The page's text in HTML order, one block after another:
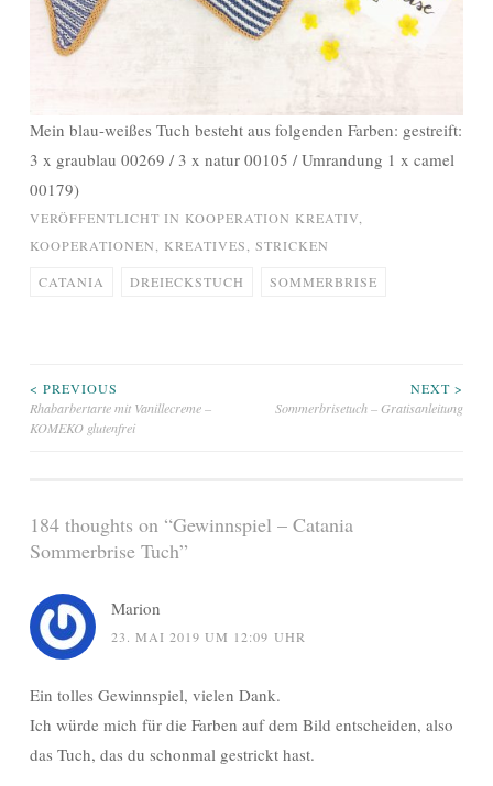
Mein blau-weißes Tuch besteht aus folgenden Farben: gestreift:
3 x graublau 00269 / 3 x natur 00105 / Umrandung 1 x camel
00179)
VERÖFFENTLICHT IN KOOPERATION KREATIV
KOOPERATIONEN
KREATIVES STRICKEN
CATANIA DREIECKSTUCH SOMMERBRISE
Beitragsnavigation
< PREVIOUS
Rhabarbertarte mit Vanillecreme –
KOMEKO glutenfrei
NEXT >
Sommerbrisetuch – Gratisanleitung
184 thoughts on “Gewinnspiel – Catania
Sommerbrise Tuch”
Marion
23. MAI 2019 UM 12:09 UHR
Ein tolles Gewinnspiel, vielen Dank.
Ich würde mich für die Farben auf dem Bild entscheiden, also
das Tuch, das du schonmal gestrickt hast.